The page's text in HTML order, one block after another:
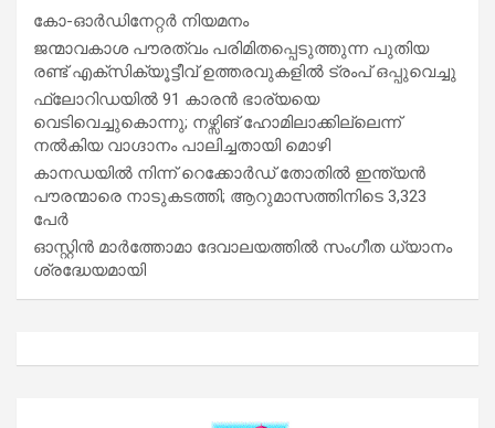
കോ-ഓർഡിനേറ്റർ നിയമനം
ജന്മാവകാശ പൗരത്വം പരിമിതപ്പെടുത്തുന്ന പുതിയ
രണ്ട് എക്സിക്യൂട്ടീവ് ഉത്തരവുകളിൽ ട്രംപ് ഒപ്പുവെച്ചു
ഫ്ലോറിഡയിൽ 91 കാരൻ ഭാര്യയെ
വെടിവെച്ചുകൊന്നു; നഴ്സിങ് ഹോമിലാക്കില്ലെന്ന്
നൽകിയ വാഗ്ദാനം പാലിച്ചതായി മൊഴി
കാനഡയിൽ നിന്ന് റെക്കോർഡ് തോതിൽ ഇന്ത്യൻ
പൗരന്മാരെ നാടുകടത്തി; ആറുമാസത്തിനിടെ 3,323
പേർ
ഓസ്റ്റിൻ മാർത്തോമാ ദേവാലയത്തിൽ സംഗീത ധ്യാനം
ശ്രദ്ധേയമായി